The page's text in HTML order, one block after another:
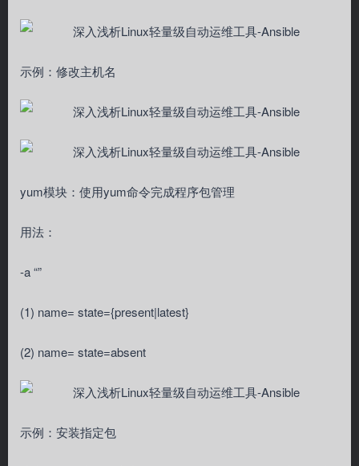
示例：修改主机名
yum模块：使用yum命令完成程序包管理
用法：
-a “”
(1) name= state={present|latest}
(2) name= state=absent
示例：安装指定包